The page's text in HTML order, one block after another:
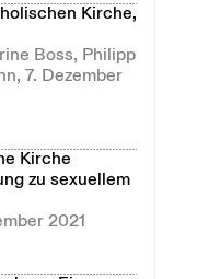
Kirche,
Boss, Philipp
7. Dezember
Kirche
zu sexuellem
2021